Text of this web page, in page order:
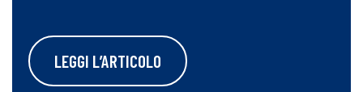
LEGGI L’ARTICOLO